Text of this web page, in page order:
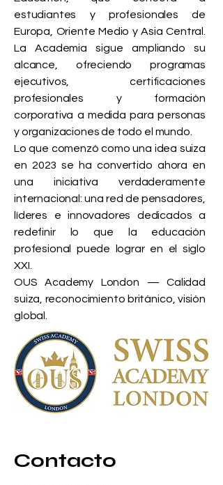
estudiantes y profesionales de
Europa, Oriente Medio y Asia Central.
La Academia sigue ampliando su
alcance, ofreciendo programas
ejecutivos, certificaciones
profesionales y formación
corporativa a medida para personas
y organizaciones de todo el mundo.
Lo que comenzó como una idea suiza
en 2023 se ha convertido ahora en
una iniciativa verdaderamente
internacional: una red de pensadores,
líderes e innovadores dedicados a
redefinir lo que la educación
profesional puede lograr en el siglo
XXI.
OUS Academy London — Calidad
suiza, reconocimiento británico, visión
global.
Contacto